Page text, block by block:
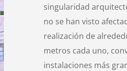
singularidad
no se han visto
realización de
metros cada uno,
instalaciones más